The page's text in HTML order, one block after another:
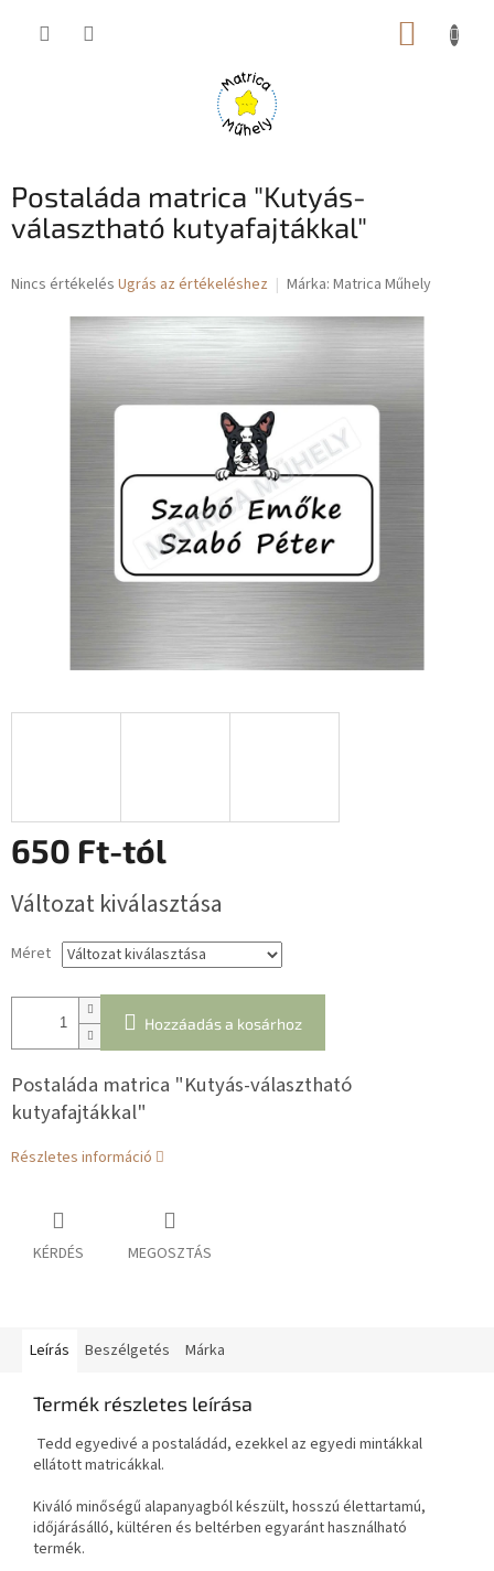
KOSÁR
Postaláda matrica "Kutyás-
választható kutyafajtákkal"
A
Nincs értékelés Ugrás az értékeléshez Márka: Matrica Műhely
650 Ft-tól
Változat kiválasztása
Méret
Hozzáadás a kosárhoz
Postaláda matrica "Kutyás-választható
kutyafajtákkal"
Részletes információ
KÉRDÉS MEGOSZTÁS
Leírás Beszélgetés Márka
Termék részletes leírása
Tedd egyedivé a postaládád, ezekkel az egyedi mintákkal
ellátott matricákkal.
Kiváló minőségű alapanyagból készült, hosszú élettartamú,
időjárásálló, kültéren és beltérben egyaránt használható
termék.